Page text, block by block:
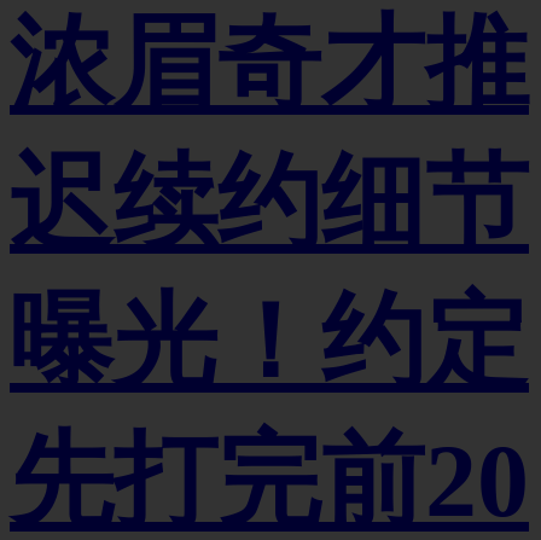
浓眉奇才推
迟续约细节
曝光！约定
先打完前20